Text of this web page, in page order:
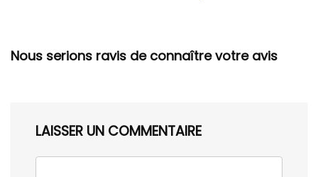
Nous serions ravis de connaître votre avis
LAISSER UN COMMENTAIRE